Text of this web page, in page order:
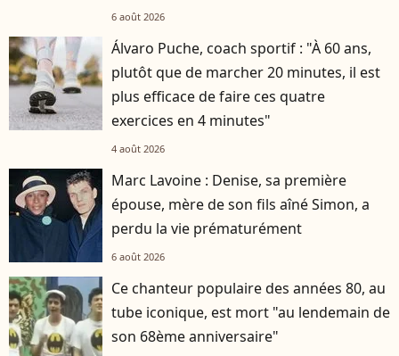
6 août 2026
Álvaro Puche, coach sportif : "À 60 ans,
plutôt que de marcher 20 minutes, il est
plus efficace de faire ces quatre
exercices en 4 minutes"
4 août 2026
Marc Lavoine : Denise, sa première
épouse, mère de son fils aîné Simon, a
perdu la vie prématurément
6 août 2026
Ce chanteur populaire des années 80, au
tube iconique, est mort "au lendemain de
son 68ème anniversaire"